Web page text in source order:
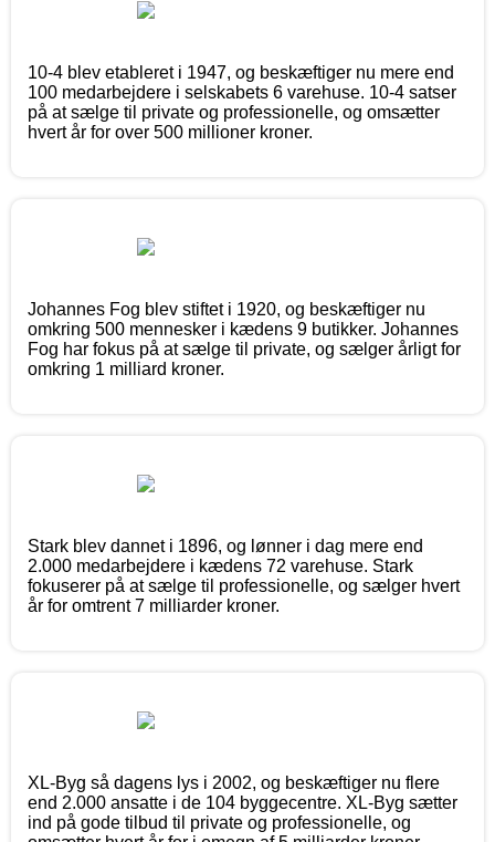
10-4 blev etableret i 1947, og beskæftiger nu mere end
100 medarbejdere i selskabets 6 varehuse. 10-4 satser
på at sælge til private og professionelle, og omsætter
hvert år for over 500 millioner kroner.
Johannes Fog blev stiftet i 1920, og beskæftiger nu
omkring 500 mennesker i kædens 9 butikker. Johannes
Fog har fokus på at sælge til private, og sælger årligt for
omkring 1 milliard kroner.
Stark blev dannet i 1896, og lønner i dag mere end
2.000 medarbejdere i kædens 72 varehuse. Stark
fokuserer på at sælge til professionelle, og sælger hvert
år for omtrent 7 milliarder kroner.
XL-Byg så dagens lys i 2002, og beskæftiger nu flere
end 2.000 ansatte i de 104 byggecentre. XL-Byg sætter
ind på gode tilbud til private og professionelle, og